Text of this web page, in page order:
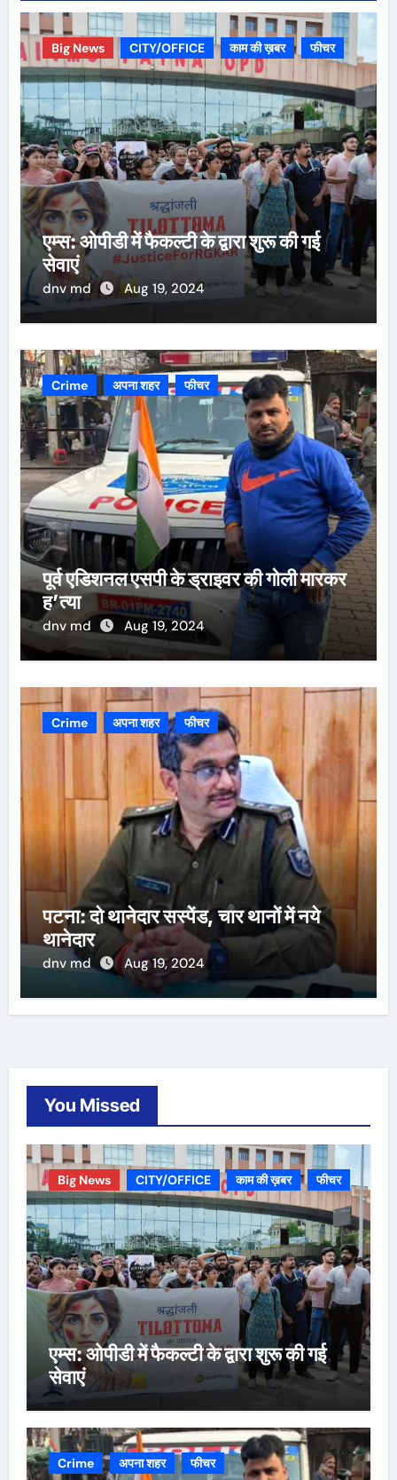
Big News CITY/OFFICE काम की ख़बर फीचर
एम्स: ओपीडी में फैकल्टी के द्वारा शुरू की गई
सेवाएं
dnv md Aug 19, 2024
Crime अपना शहर फीचर
पूर्व एडिशनल एसपी के ड्राइवर की गोली मारकर
ह’त्या
dnv md Aug 19, 2024
Crime अपना शहर फीचर
पटना: दो थानेदार सस्पेंड, चार थानों में नये
थानेदार
dnv md Aug 19, 2024
You Missed
Big News CITY/OFFICE काम की ख़बर फीचर
एम्स: ओपीडी में फैकल्टी के द्वारा शुरू की गई
सेवाएं
Crime अपना शहर फीचर